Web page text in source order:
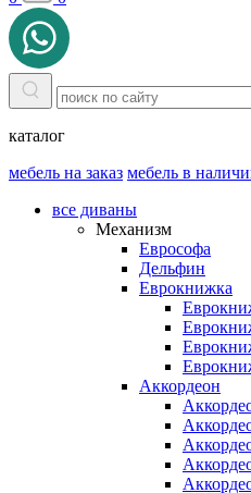
каталог
мебель на заказ мебель в
все диваны
Механизм
Еврософа
Дельфин
Еврокнижка
Аккордеон